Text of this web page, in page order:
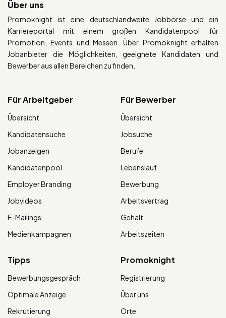
Über uns
Promoknight ist eine deutschlandweite Jobbörse und ein
Karriereportal mit einem großen Kandidatenpool für
Promotion, Events und Messen. Über Promoknight erhalten
Jobanbieter die Möglichkeiten, geeignete Kandidaten und
Bewerber aus allen Bereichen zu finden.
Für Arbeitgeber
Übersicht
Kandidatensuche
Jobanzeigen
Kandidatenpool
Employer Branding
Jobvideos
E-Mailings
Medienkampagnen
Für Bewerber
Übersicht
Jobsuche
Berufe
Lebenslauf
Bewerbung
Arbeitsvertrag
Gehalt
Arbeitszeiten
Tipps
Bewerbungsgespräch
Optimale Anzeige
Rekrutierung
Promoknight
Registrierung
Über uns
Orte